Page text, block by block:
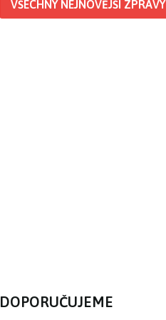
VŠECHNY NEJNOVĚJŠÍ ZPRÁVY
DOPORUČUJEME